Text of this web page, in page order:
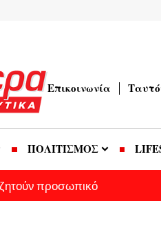
Επικοινωνία
ΠΟΛΙΤΙΣΜΟΣ
προσωπικό